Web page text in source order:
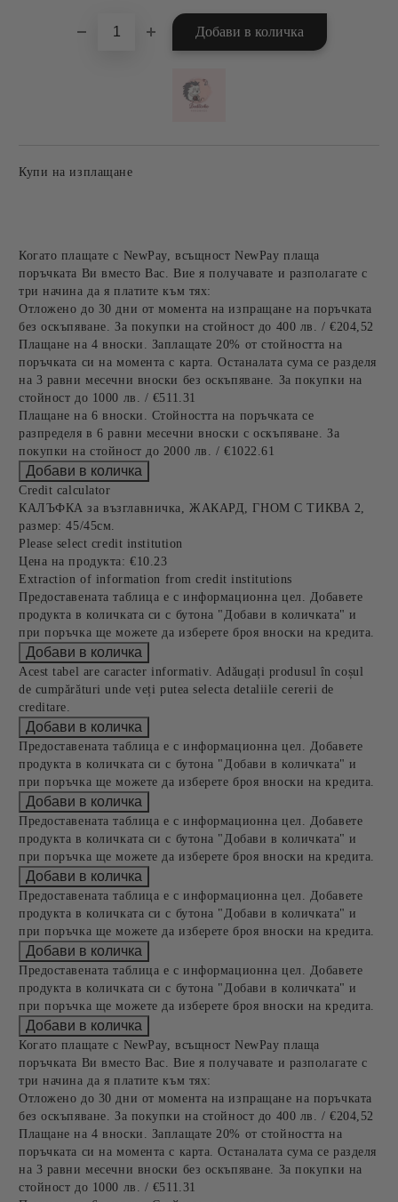
Купи на изплащане
Когато плащате с NewPay, всъщност NewPay плаща
поръчката Ви вместо Вас. Вие я получавате и разполагате с
три начина да я платите към тях:
Отложено до 30 дни от момента на изпращане на поръчката
без оскъпяване. За покупки на стойност до 400 лв. / €204,52
Плащане на 4 вноски. Заплащате 20% от стойността на
поръчката си на момента с карта. Останалата сума се разделя
на 3 равни месечни вноски без оскъпяване. За покупки на
стойност до 1000 лв. / €511.31
Плащане на 6 вноски. Стойността на поръчката се
разпределя в 6 равни месечни вноски с оскъпяване. За
покупки на стойност до 2000 лв. / €1022.61
Credit calculator
КАЛЪФКА за възглавничка, ЖАКАРД, ГНОМ С ТИКВА 2,
размер: 45/45см.
Please select credit institution
Цена на продукта: €10.23
Extraction of information from credit institutions
Предоставената таблица е с информационна цел. Добавете
продукта в количката си с бутона "Добави в количката" и
при поръчка ще можете да изберете броя вноски на кредита.
Acest tabel are caracter informativ. Adăugați produsul în coșul
de cumpărături unde veți putea selecta detaliile cererii de
creditare.
Предоставената таблица е с информационна цел. Добавете
продукта в количката си с бутона "Добави в количката" и
при поръчка ще можете да изберете броя вноски на кредита.
Предоставената таблица е с информационна цел. Добавете
продукта в количката си с бутона "Добави в количката" и
при поръчка ще можете да изберете броя вноски на кредита.
Предоставената таблица е с информационна цел. Добавете
продукта в количката си с бутона "Добави в количката" и
при поръчка ще можете да изберете броя вноски на кредита.
Предоставената таблица е с информационна цел. Добавете
продукта в количката си с бутона "Добави в количката" и
при поръчка ще можете да изберете броя вноски на кредита.
Когато плащате с NewPay, всъщност NewPay плаща
поръчката Ви вместо Вас. Вие я получавате и разполагате с
три начина да я платите към тях:
Отложено до 30 дни от момента на изпращане на поръчката
без оскъпяване. За покупки на стойност до 400 лв. / €204,52
Плащане на 4 вноски. Заплащате 20% от стойността на
поръчката си на момента с карта. Останалата сума се разделя
на 3 равни месечни вноски без оскъпяване. За покупки на
стойност до 1000 лв. / €511.31